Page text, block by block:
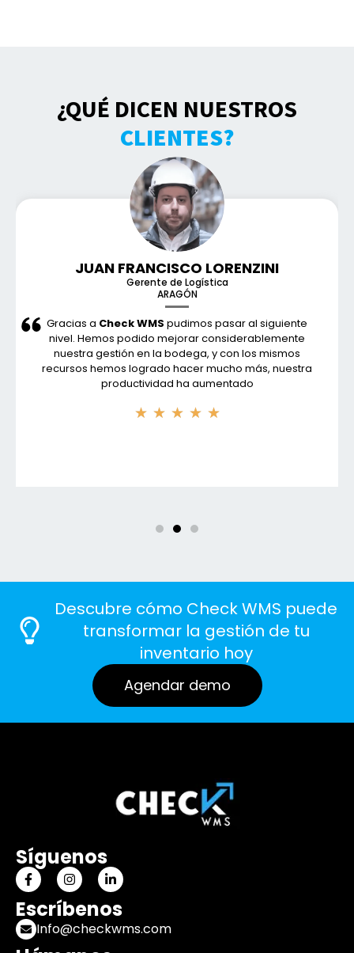
¿QUÉ DICEN NUESTROS
CLIENTES?
JUAN FRANCISCO LORENZINI
Gerente de Logística
ARAGÓN
Gracias a Check WMS pudimos pasar al siguiente
nivel. Hemos podido mejorar considerablemente
nuestra gestión en la bodega, y con los mismos
recursos hemos logrado hacer mucho más, nuestra
productividad ha aumentado
★ ★ ★ ★ ★
Descubre cómo Check WMS puede
transformar la gestión de tu
inventario hoy
Agendar demo
Síguenos
Escríbenos
Info@checkwms.com